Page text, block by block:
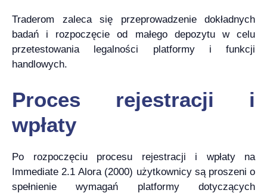
Traderom zaleca się przeprowadzenie dokładnych
badań i rozpoczęcie od małego depozytu w celu
przetestowania legalności platformy i funkcji
handlowych.
Proces rejestracji i
wpłaty
Po rozpoczęciu procesu rejestracji i wpłaty na
Immediate 2.1 Alora (2000) użytkownicy są proszeni o
spełnienie wymagań platformy dotyczących